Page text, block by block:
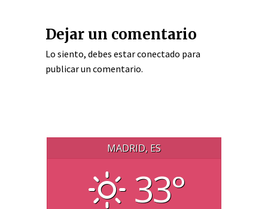
Dejar un comentario
Lo siento, debes estarconectado para
publicar un comentario.
MADRID, ES
33°